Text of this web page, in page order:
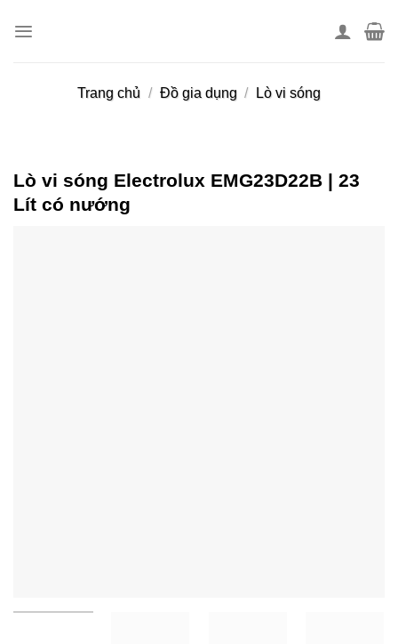
Trang chủ / Đồ gia dụng / Lò vi sóng
Lò vi sóng Electrolux EMG23D22B | 23
Lít có nướng